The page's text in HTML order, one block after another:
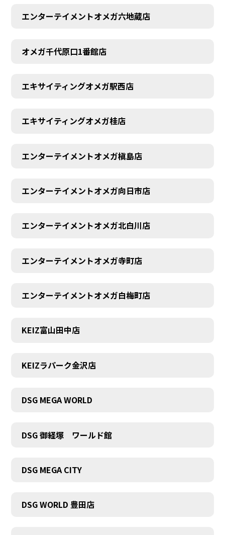
エンターテイメントオメガ六地蔵店
オメガ千代原口1番館店
エキサイティングオメガ駅西店
エキサイティングオメガ桂店
エンターテイメントオメガ槇島店
エンターテイメントオメガ向日市店
エンターテイメントオメガ北白川店
エンターテイメントオメガ寺町店
エンターテイメントオメガ白梅町店
KEIZ富山田中店
KEIZラパーク金沢店
DSG MEGA WORLD
DSG 御経塚 ワールド館
DSG MEGA CITY
DSG WORLD 豊田店